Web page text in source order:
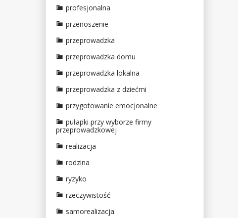
profesjonalna
przenoszenie
przeprowadzka
przeprowadzka domu
przeprowadzka lokalna
przeprowadzka z dziećmi
przygotowanie emocjonalne
pułapki przy wyborze firmy
przeprowadzkowej
realizacja
rodzina
ryzyko
rzeczywistość
samorealizacja